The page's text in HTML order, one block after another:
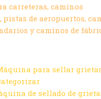
carreteras, caminos
de aeropuertos,
y caminos de
para sellar
de sellado de